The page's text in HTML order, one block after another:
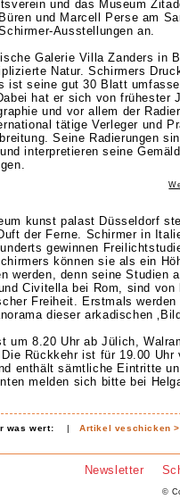
und das Museum
und Marcell Perse am
Ausstellungen an.
Galerie Villa Zanders in
Natur. Schirmers
ist seine gut 30 Blatt
hat er sich von frühester
und vor allem der
tätige Verleger und
Seine Radierungen
interpretieren seine
kunst palast Düsseldorf
der Ferne. Schirmer in
gewinnen
können sie als ein
werden, denn seine Studien
Civitella bei Rom, sind
Freiheit. Erstmals
dieser arkadischen
um 8.20 Uhr ab Jülich,
Die Rückkehr ist für 19.00
enthält sämtliche Eintritte
melden sich bitte bei
was wert: |Artikel veschicken
Newsletter
©